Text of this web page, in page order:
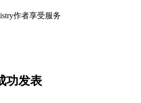
作者享受服务
功发表